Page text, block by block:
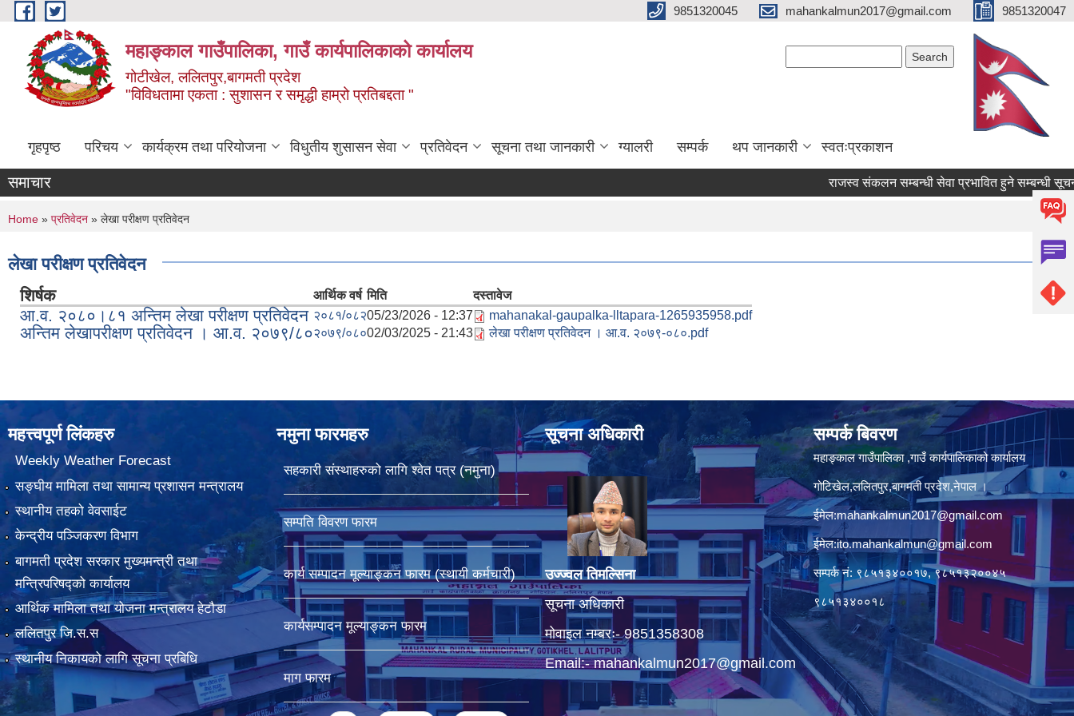
Skip to main content 9851320045 mahankalmun2017@gmail.com 9851320047
महाङ्काल गाउँपालिका, गाउँ कार्यपालिकाको कार्यालय
गोटीखेल, ललितपुर,बागमती प्रदेश
"विविधतामा एकता : सुशासन र समृद्धी हाम्रो प्रतिबद्दता "
गृहपृष्ठ परिचय कार्यक्रम तथा परियोजना विधुतीय शुसासन सेवा प्रतिवेदन सूचना तथा जानकारी ग्यालरी सम्पर्क थप जानकारी स्वतःप्रकाशन
समाचार राजस्व संकलन सम्बन्धी सेवा प्रभावित हुने सम्बन्धी सूचना।
You are here
Home » प्रतिवेदन » लेखा परीक्षण प्रतिवेदन
लेखा परीक्षण प्रतिवेदन
शिर्षक आर्थिक वर्ष मिति दस्तावेज
आ.व. २०८०।८१ अन्तिम लेखा परीक्षण प्रतिवेदन २०८१/०८२05/23/2026 - 12:37 mahanakal-gaupalka-lltapara-1265935958.pdf
अन्तिम लेखापरीक्षण प्रतिवेदन । आ.व. २०७९/८०२०७९/०८०02/03/2025 - 21:43 लेखा परीक्षण प्रतिवेदन । आ.व. २०७९-०८०.pdf
महत्त्वपूर्ण लिंकहरु
Weekly Weather Forecast
सङ्घीय मामिला तथा सामान्य प्रशासन मन्त्रालय
स्थानीय तहको वेवसाईट
केन्द्रीय पञ्जिकरण विभाग
बागमती प्रदेश सरकार मुख्यमन्त्री तथा
मन्त्रिपरिषद्को कार्यालय
आर्थिक मामिला तथा योजना मन्त्रालय हेटौडा
ललितपुर जि.स.स
स्थानीय निकायको लागि सूचना प्रबिधि
नमुना फारमहरु
सहकारी संस्थाहरुको लागि श्वेत पत्र (नमुना)
सम्पति विवरण फारम
कार्य सम्पादन मूल्याङ्कन फारम (स्थायी कर्मचारी)
कार्यसम्पादन मूल्याङ्कन फारम
माग फारम
सूचना अधिकारी
उज्ज्वल तिमल्सिना
सूचना अधिकारी
मोवाइल नम्बरः- 9851358308
Email:-mahankalmun2017@gmail.com
सम्पर्क बिवरण
महाङ्काल गाउँपालिका ,गाउँ कार्यपालिकाको कार्यालय
गोटिखेल,ललितपुर,बागमती प्रदेश,नेपाल ।
ईमेल:mahankalmun2017@gmail.com
ईमेल:ito.mahankalmun@gmail.com
सम्पर्क नं: ९८५१३४००१७, ९८५१३२००४५
९८५१३४००१८